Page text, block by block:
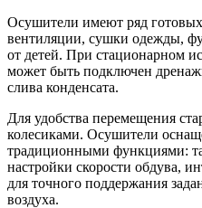
Осушители имеют ряд
вентиляции, сушки одежды,
от детей. При стационарном
может быть подключен
слива конденсата.
Для удобства перемещения
колесиками. Осушители
традиционными функциями:
настройки скорости обдува,
для точного поддержания
воздуха.